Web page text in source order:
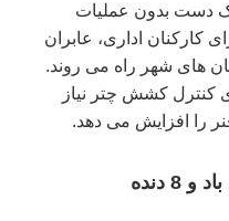
یک دست بدون عملیات
کارکنان اداری، عابران
های شهر راه می روند.
کنترل کشش چتر نیاز
را افزایش می دهد.